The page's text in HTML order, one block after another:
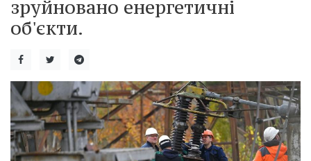
зруйновано енергетичні
об'єкти.